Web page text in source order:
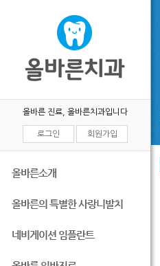
올바른 진료, 올바른치과입니다
로그인 회원가입
올바른소개
올바른의 특별한 사랑니발치
네비게이션 임플란트